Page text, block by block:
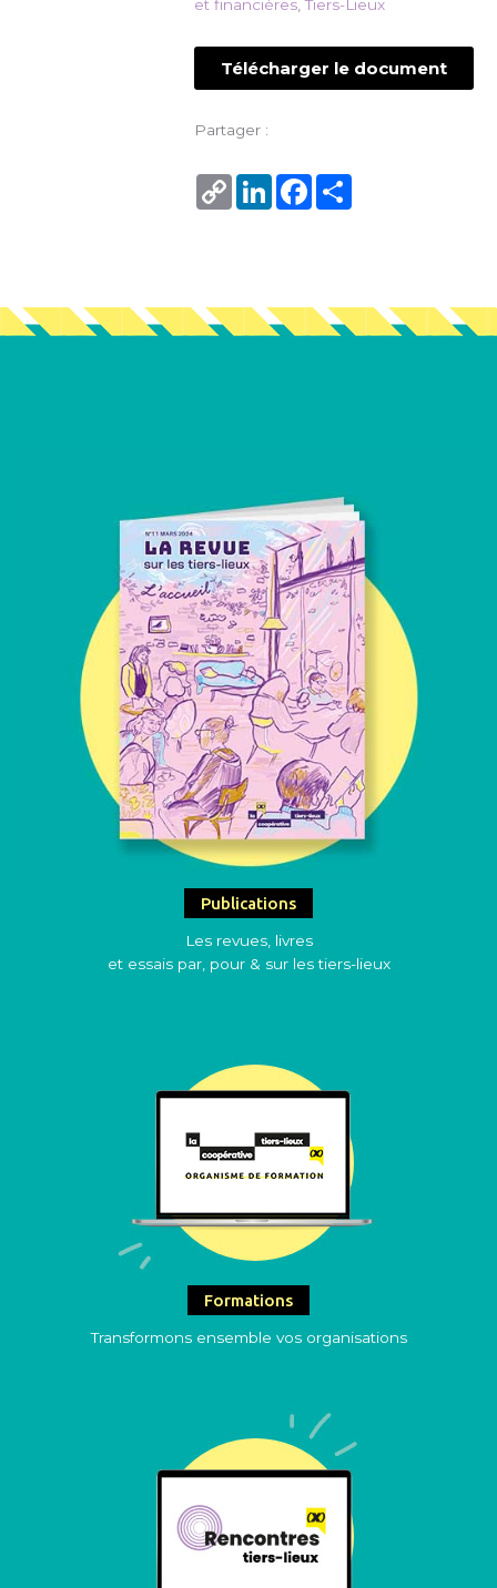
et financières,Tiers-Lieux
Télécharger le document
Partager :
Copy
Link
LinkedInFacebook
Share
Publications
Les revues, livres
et essais par, pour & sur les tiers-lieux
Formations
Transformons ensemble vos organisations